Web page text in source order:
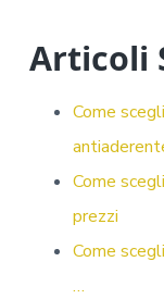
e
b
o
ok
it
te
r
Articoli
Come
Come
prezzi
Come
…